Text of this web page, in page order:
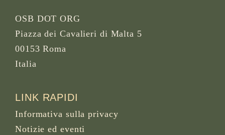
OSB DOT ORG
Piazza dei Cavalieri di Malta 5
00153 Roma
Italia
LINK RAPIDI
Informativa sulla privacy
Notizie ed eventi